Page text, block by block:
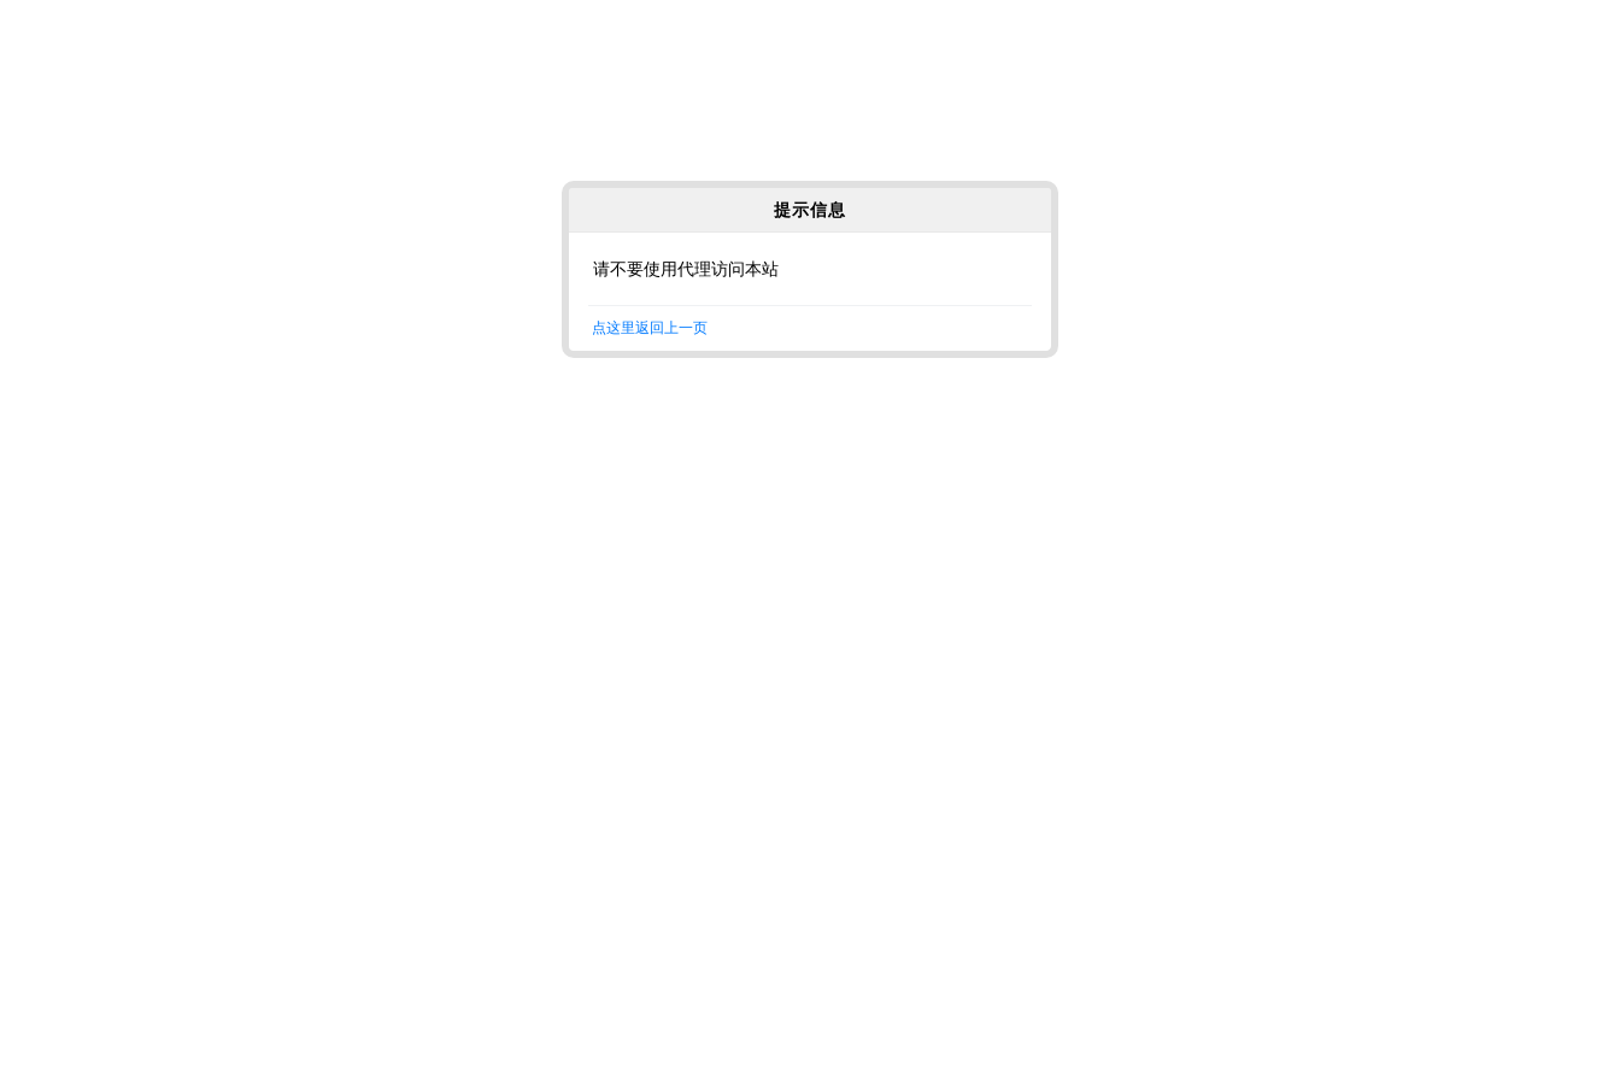
提示信息
请不要使用代理访问本站
点这里返回上一页